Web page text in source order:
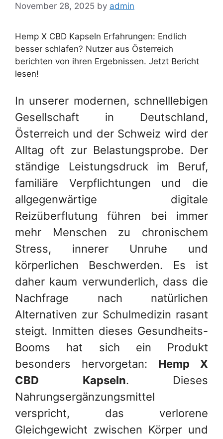
November 28, 2025 by admin
Hemp X CBD Kapseln Erfahrungen: Endlich
besser schlafen? Nutzer aus Österreich
berichten von ihren Ergebnissen. Jetzt Bericht
lesen!
In unserer modernen, schnelllebigen
Gesellschaft in Deutschland,
Österreich und der Schweiz wird der
Alltag oft zur Belastungsprobe. Der
ständige Leistungsdruck im Beruf,
familiäre Verpflichtungen und die
allgegenwärtige digitale
Reizüberflutung führen bei immer
mehr Menschen zu chronischem
Stress, innerer Unruhe und
körperlichen Beschwerden. Es ist
daher kaum verwunderlich, dass die
Nachfrage nach natürlichen
Alternativen zur Schulmedizin rasant
steigt. Inmitten dieses Gesundheits-
Booms hat sich ein Produkt
besonders hervorgetan: Hemp X
CBD Kapseln. Dieses
Nahrungsergänzungsmittel
verspricht, das verlorene
Gleichgewicht zwischen Körper und